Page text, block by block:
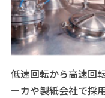
低速回転から高速回
ーカや製紙会社で採